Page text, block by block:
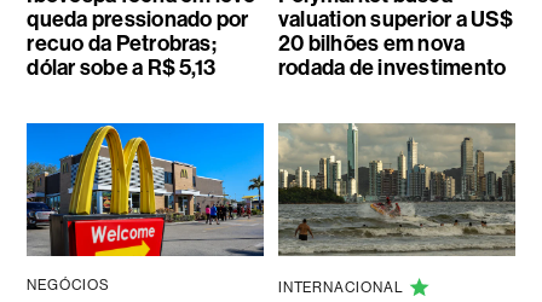
queda pressionado por
recuo da Petrobras;
dólar sobe a R$ 5,13
valuation superior a US$
20 bilhões em nova
rodada de investimento
NEGÓCIOS INTERNACIONAL